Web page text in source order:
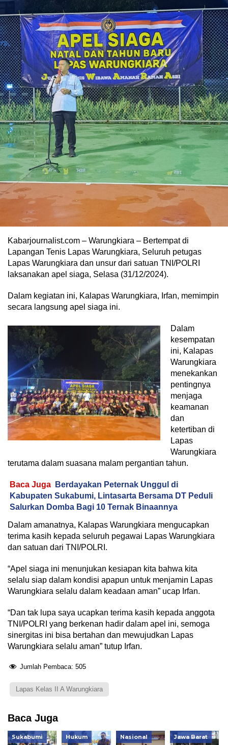
Kabarjournalist.com – Warungkiara – Bertempat di
Lapangan Tenis Lapas Warungkiara, Seluruh petugas
Lapas Warungkiara dan unsur dari satuan TNI/POLRI
laksanakan apel siaga, Selasa (31/12/2024).
Dalam kegiatan ini, Kalapas Warungkiara, Irfan, memimpin
secara langsung apel siaga ini.
Dalam
kesempatan
ini, Kalapas
Warungkiara
menekankan
pentingnya
menjaga
keamanan
dan
ketertiban di
Lapas
Warungkiara
terutama dalam suasana malam pergantian tahun.
Baca Juga
Berdayakan Peternak Unggul di
Kabupaten Sukabumi, Lintasarta Bersama DT Peduli
Salurkan Domba Bagi 10 Ternak Binaannya
Dalam amanatnya, Kalapas Warungkiara mengucapkan
terima kasih kepada seluruh pegawai Lapas Warungkiara
dan satuan dari TNI/POLRI.
“Apel siaga ini menunjukan kesiapan kita bahwa kita
selalu siap dalam kondisi apapun untuk menjamin Lapas
Warungkiara selalu dalam keadaan aman” ucap Irfan.
“Dan tak lupa saya ucapkan terima kasih kepada anggota
TNI/POLRI yang berkenan hadir dalam apel ini, semoga
sinergitas ini bisa bertahan dan mewujudkan Lapas
Warungkiara selalu aman” tutup Irfan.
Jumlah Pembaca: 505
Lapas Kelas II A Warungkiara
Baca Juga
Sukabumi Hukum Nasional Jawa Barat